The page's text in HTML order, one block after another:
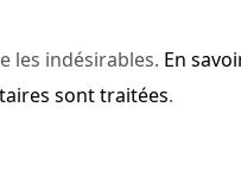
les indésirables. En
sont traitées.